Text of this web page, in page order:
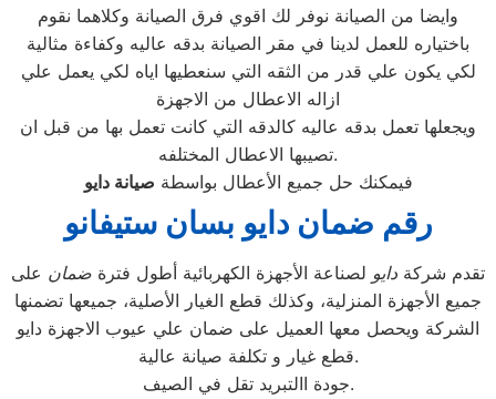
وايضا من الصيانة نوفر لك اقوي فرق الصيانة وكلاهما نقوم
باختياره للعمل لدينا في مقر الصيانة بدقه عاليه وكفاءة مثالية
لكي يكون علي قدر من الثقه التي سنعطيها اياه لكي يعمل علي
ازاله الاعطال من الاجهزة
ويجعلها تعمل بدقه عاليه كالدقه التي كانت تعمل بها من قبل ان
تصيبها الاعطال المختلفه.
فيمكنك حل جميع الأعطال بواسطة صيانة دايو
رقم ضمان دايو بسان ستيفانو
تقدم شركة دايو لصناعة الأجهزة الكهربائية أطول فترة ضمان على
جميع الأجهزة المنزلية، وكذلك قطع الغيار الأصلية، جميعها تضمنها
الشركة ويحصل معها العميل على ضمان علي عيوب الاجهزة دايو
قطع غيار و تكلفة صيانة عالية.
جودة االتبريد تقل في الصيف.